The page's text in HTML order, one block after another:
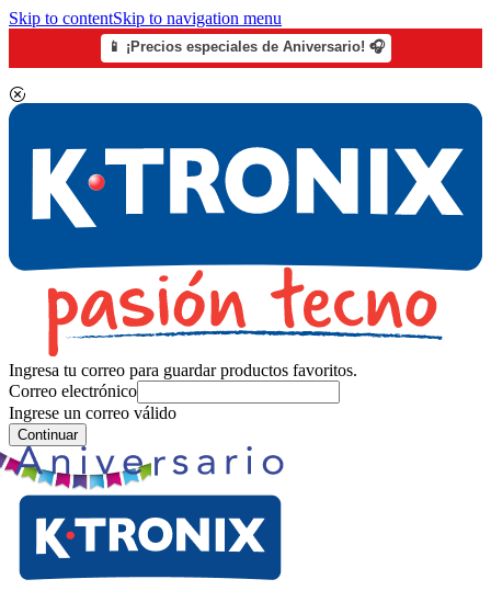
Skip to contentSkip to navigation menu
📱 ¡Precios especiales de Aniversario! 🎧
Ingresa tu correo para guardar productos favoritos.
Correo electrónico
Ingrese un correo válido
Continuar